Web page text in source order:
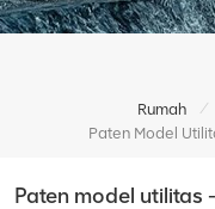
Rumah /
Paten model utilitas